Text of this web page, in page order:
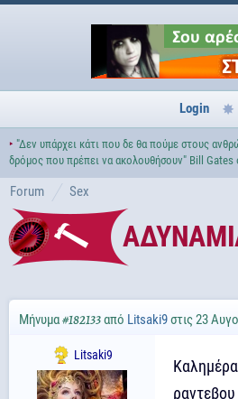
Login
‣ "Δεν υπάρχει κάτι που δε θα πούμε στους
δρόμος που πρέπει να ακολουθήσουν" Bill
Forum Sex
Μήνυμα #182133 από Litsaki9στις 23
Litsaki9